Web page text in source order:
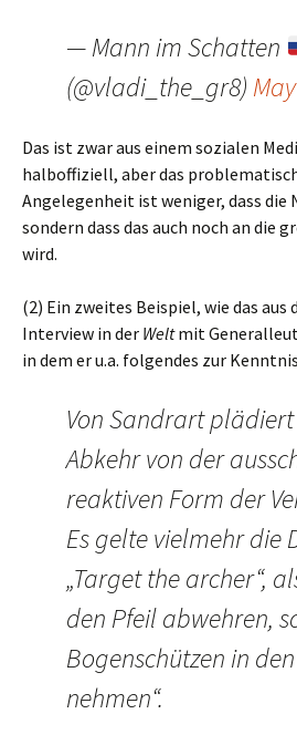
— Mann im Schatten
(@vladi_the_gr8)
Das ist zwar aus einem sozialen
halboffiziell, aber das
Angelegenheit ist weniger, dass die
sondern dass das auch noch an die
wird.
(2) Ein zweites Beispiel, wie das aus
Interview in der Weltmit
in dem er u.a. folgendes zur
Von Sandrart
Abkehr von der
reaktiven Form der
Es gelte vielmehr die
„Target the archer“,
den Pfeil abwehren,
Bogenschützen in
nehmen“.